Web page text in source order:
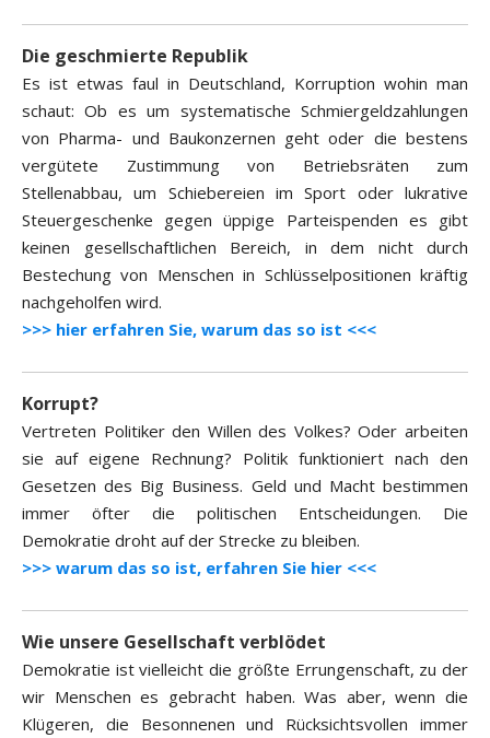
Die geschmierte Republik
Es ist etwas faul in Deutschland, Korruption wohin man
schaut: Ob es um systematische Schmiergeldzahlungen
von Pharma- und Baukonzernen geht oder die bestens
vergütete Zustimmung von Betriebsräten zum
Stellenabbau, um Schiebereien im Sport oder lukrative
Steuergeschenke gegen üppige Parteispenden es gibt
keinen gesellschaftlichen Bereich, in dem nicht durch
Bestechung von Menschen in Schlüsselpositionen kräftig
nachgeholfen wird.
>>> hier erfahren Sie, warum das so ist <<<
Korrupt?
Vertreten Politiker den Willen des Volkes? Oder arbeiten
sie auf eigene Rechnung? Politik funktioniert nach den
Gesetzen des Big Business. Geld und Macht bestimmen
immer öfter die politischen Entscheidungen. Die
Demokratie droht auf der Strecke zu bleiben.
>>> warum das so ist, erfahren Sie hier <<<
Wie unsere Gesellschaft verblödet
Demokratie ist vielleicht die größte Errungenschaft, zu der
wir Menschen es gebracht haben. Was aber, wenn die
Klügeren, die Besonnenen und Rücksichtsvollen immer